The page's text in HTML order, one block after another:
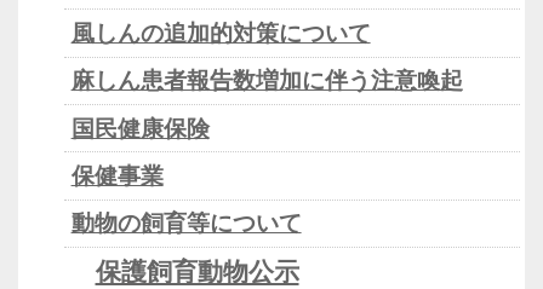
風しんの追加的対策について
麻しん患者報告数増加に伴う注意喚起
国民健康保険
保健事業
動物の飼育等について
保護飼育動物公示